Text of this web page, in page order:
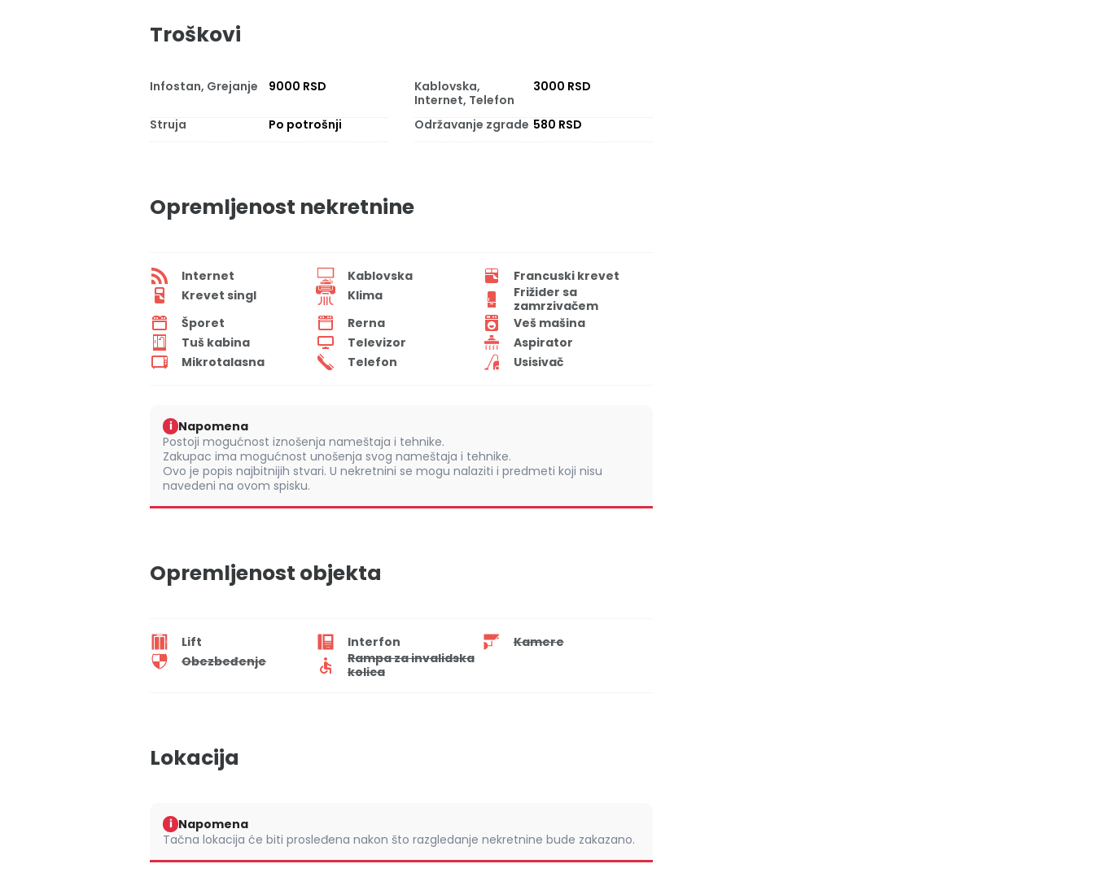
Troškovi
Infostan, Grejanje 9000 RSD
Kablovska,
Internet, Telefon
3000 RSD
Struja Po potrošnji Održavanje zgrade 580 RSD
Opremljenost nekretnine
Internet Kablovska
Francuski krevet
Krevet singl
Klima
Frižider sa
zamrzivačem
Šporet
Rerna
Veš mašina
Tuš kabina
Televizor
Aspirator
Mikrotalasna
Telefon Usisivač
i Napomena
Postoji mogućnost iznošenja nameštaja i tehnike.
Zakupac ima mogućnost unošenja svog nameštaja i tehnike.
Ovo je popis najbitnijih stvari. U nekretnini se mogu nalaziti i predmeti koji nisu
navedeni na ovom spisku.
Opremljenost objekta
Lift Interfon
Kamere
Obezbeđenje
Rampa za invalidska
kolica
Lokacija
i Napomena
Tačna lokacija će biti prosleđena nakon što razgledanje nekretnine bude zakazano.